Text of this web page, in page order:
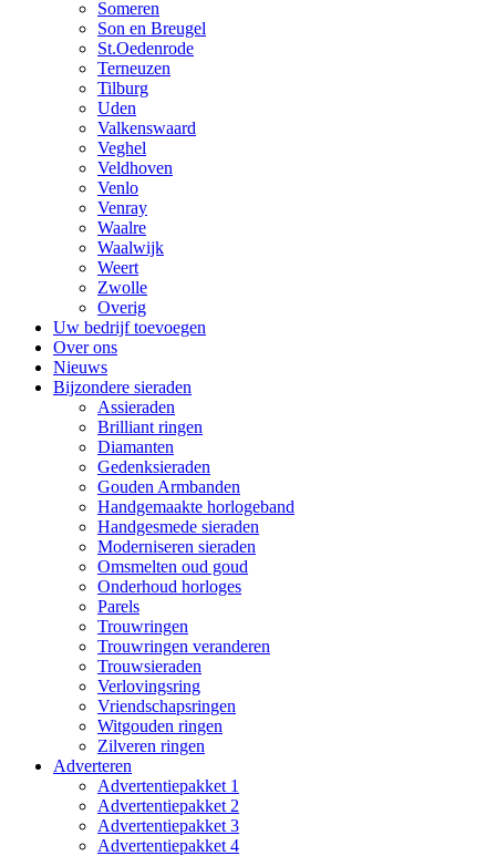
Someren
Son en Breugel
St.Oedenrode
Terneuzen
Tilburg
Uden
Valkenswaard
Veghel
Veldhoven
Venlo
Venray
Waalre
Waalwijk
Weert
Zwolle
Overig
Uw bedrijf toevoegen
Over ons
Nieuws
Bijzondere sieraden
Assieraden
Brilliant ringen
Diamanten
Gedenksieraden
Gouden Armbanden
Handgemaakte horlogeband
Handgesmede sieraden
Moderniseren sieraden
Omsmelten oud goud
Onderhoud horloges
Parels
Trouwringen
Trouwringen veranderen
Trouwsieraden
Verlovingsring
Vriendschapsringen
Witgouden ringen
Zilveren ringen
Adverteren
Advertentiepakket 1
Advertentiepakket 2
Advertentiepakket 3
Advertentiepakket 4